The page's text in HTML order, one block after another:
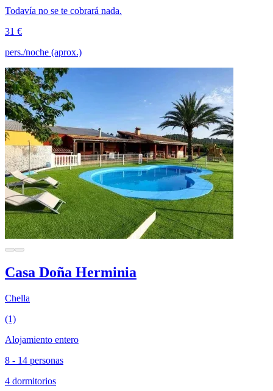
Todavía no se te cobrará nada.
31 €
pers./noche (aprox.)
Casa Doña Herminia
Chella
(1)
Alojamiento entero
8 - 14 personas
4 dormitorios